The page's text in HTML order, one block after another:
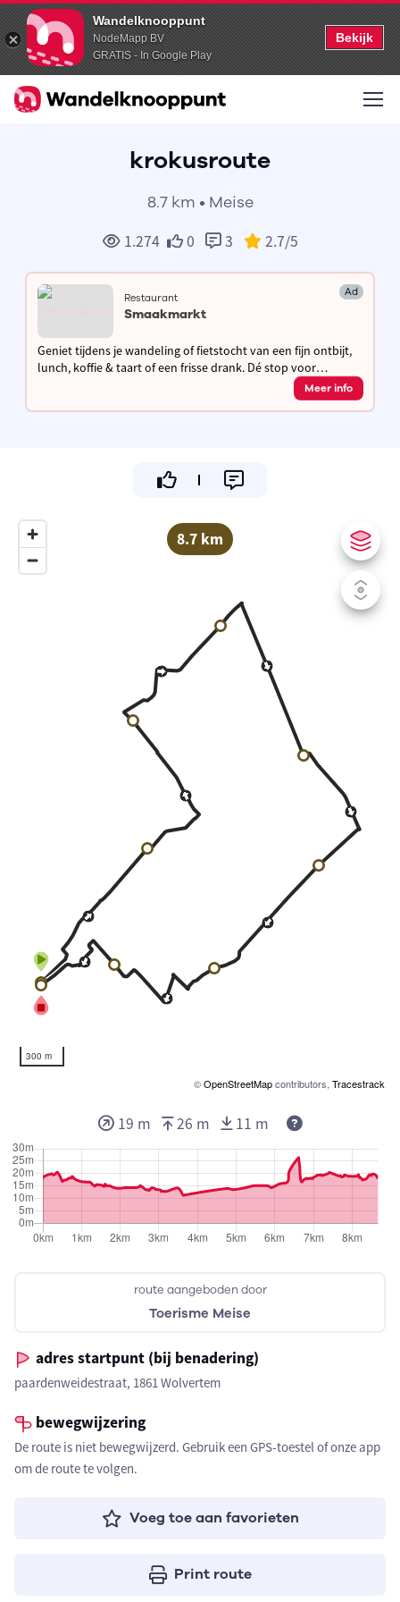
Wandelknooppunt
NodeMapp BV
GRATIS - In Google Play
Bekijk
krokusroute
8.7 km • Meise
1.274 0 3 2.7/5
Restaurant Ad
Smaakmarkt
Geniet tijdens je wandeling of fietstocht van een fijn ontbijt,
lunch, koffie & taart of een frisse drank. Dé stop voor
wandelaars en fietsers om even uit te rusten en op te laden!
Meer info
8.7 km
300 m
©OpenStreetMapcontributors, Tracestrack
route aangeboden door
Toerisme Meise
adres startpunt (bij benadering)
paardenweidestraat, 1861 Wolvertem
bewegwijzering
De route is niet bewegwijzerd. Gebruik een GPS-toestel of onze app
om de route te volgen.
Voeg toe aan favorieten
Print route
19 m 26 m 11 m